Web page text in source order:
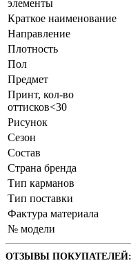
элементы
Краткое наименование
Направление
Плотность
Пол
Предмет
Принт, кол-во
оттисков<30
Рисунок
Сезон
Состав
Страна бренда
Тип карманов
Тип поставки
Фактура материала
№ модели
ОТЗЫВЫ ПОКУПАТЕЛЕЙ: